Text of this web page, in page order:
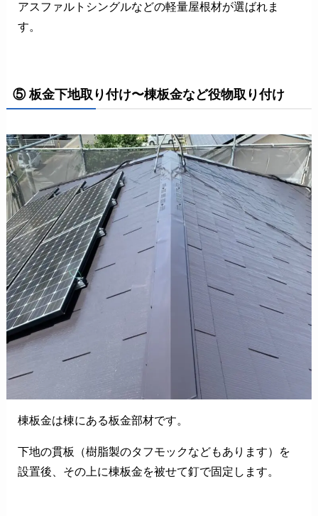
アスファルトシングルなどの軽量屋根材が選ばれま
す。
⑤ 板金下地取り付け〜棟板金など役物取り付け
棟板金は棟にある板金部材です。
下地の貫板（樹脂製のタフモックなどもあります）を
設置後、その上に棟板金を被せて釘で固定します。